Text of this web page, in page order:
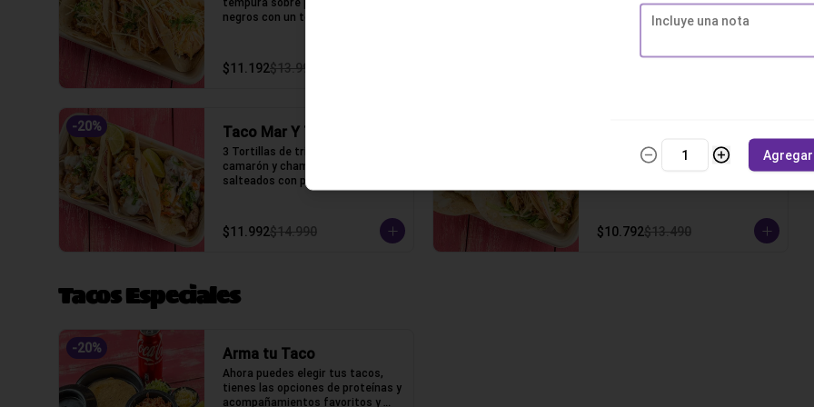
negros con un toque de mayo
$11.192$13.990
crema ácida, pico de gallo y un
toque de cilantro.
-20% Taco Mar Y Tierra
3 Tortillas de trigo, Lomo,
camarón y champiñones
salteados con pimenton, cebolla,
crema ácida y un toque de
$11.992$14.990
3 Tortillas de trigo, pollo a la
plancha sobre lechuga escarola,
un toque de cilantro.
$10.792$13.490
Tacos Especiales
-20% Arma tu Taco
Ahora puedes elegir tus tacos,
tienes las opciones de proteínas y
acompañamientos favoritos y
Agregar